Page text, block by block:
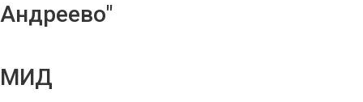
Андреево"
МИД